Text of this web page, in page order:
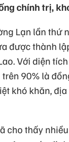
chính trị,
Lạn lần thứ
được thành
Với diện
90% là
khó khăn,
cho thấy